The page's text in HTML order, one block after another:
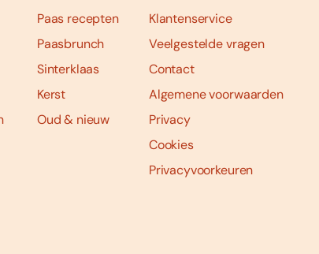
Paas recepten
Paasbrunch
Sinterklaas
Kerst
Oud & nieuw
Klantenservice
Veelgestelde vragen
Contact
Algemene voorwaarden
Privacy
Cookies
Privacyvoorkeuren